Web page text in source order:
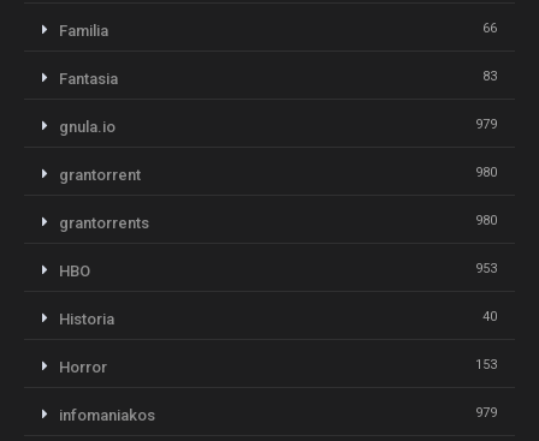
Familia 66
Fantasia 83
gnula.io 979
grantorrent 980
grantorrents 980
HBO 953
Historia 40
Horror 153
infomaniakos 979